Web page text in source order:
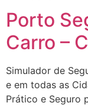
Porto
Carro –
Simulador de
e em todas as
Prático e Seguro